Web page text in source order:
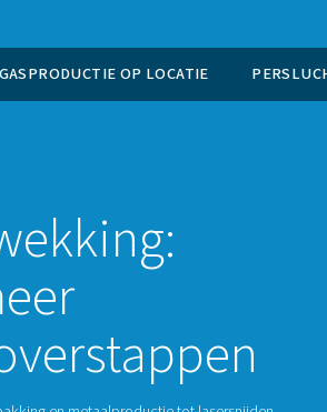
meer